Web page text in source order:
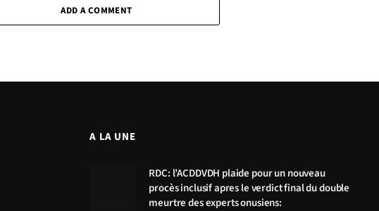
ADD A COMMENT
A LA UNE
RDC: l’ACDDVDH plaide pour un nouveau
procès inclusif apres le verdict final du double
meurtre des experts onusiens: